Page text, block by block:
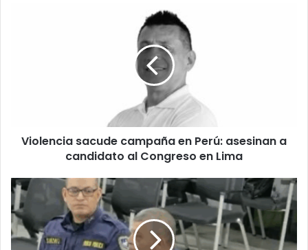
Congreso
Violencia sacude campaña en Perú: asesinan a
candidato al Congreso en Lima
Escazú
enfrenta
rezagos
en
seguridad: